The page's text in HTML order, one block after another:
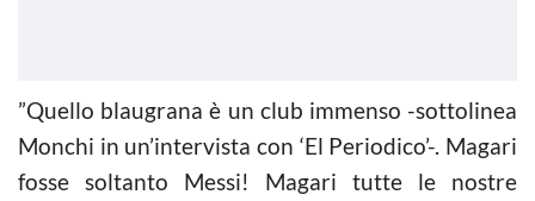
”Quello blaugrana è un club immenso -sottolinea
Monchi in un’intervista con ‘El Periodico’-. Magari
fosse soltanto Messi! Magari tutte le nostre